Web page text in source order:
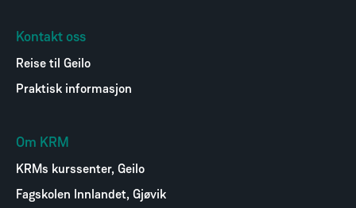
Kontakt oss
Reise til Geilo
Praktisk informasjon
Om KRM
KRMs kurssenter, Geilo
Fagskolen Innlandet, Gjøvik